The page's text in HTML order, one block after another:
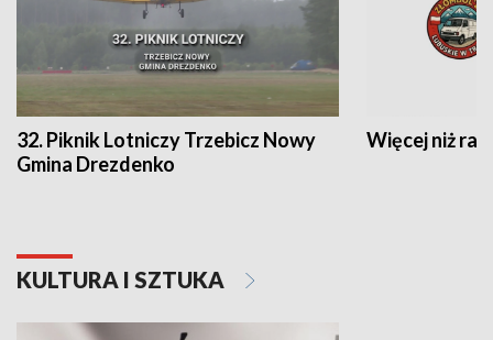
32. Piknik Lotniczy Trzebicz Nowy
Gmina Drezdenko
Więcej niż rajd
KULTURA I SZTUKA